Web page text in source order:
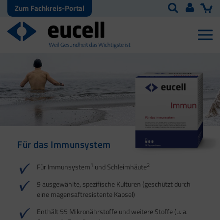
Zum Fachkreis-Portal
Für das Immunsystem
Für Immunsystem1 und Schleimhäute2
9 ausgewählte, spezifische Kulturen (geschützt durch
eine magensaftresistente Kapsel)
Enthält 55 Mikronährstoffe und weitere Stoffe (u. a.
Für Haut, Haare und
4
Für Ihre natürliche